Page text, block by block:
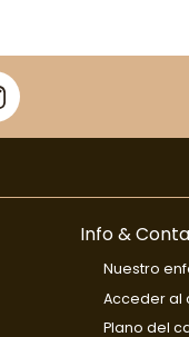
Info &
Nuestro
Acceder al
Plano del